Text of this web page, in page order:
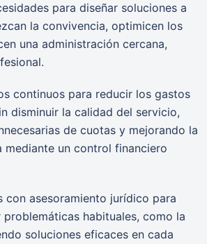
para diseñar soluciones a
la convivencia, optimicen los
una administración cercana,
continuos para reducir los gastos
disminuir la calidad del servicio,
de cuotas y mejorando la
mediante un control financiero
con asesoramiento jurídico para
habituales, como la
soluciones eficaces en cada